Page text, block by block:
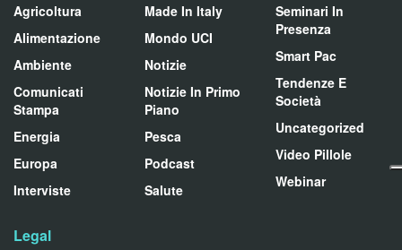
Agricoltura
Alimentazione
Ambiente
Comunicati
Stampa
Energia
Europa
Interviste
Made In Italy
Mondo UCI
Notizie
Notizie In Primo
Piano
Pesca
Podcast
Salute
Seminari In
Presenza
Smart Pac
Tendenze E
Società
Uncategorized
Video Pillole
Webinar
Legal